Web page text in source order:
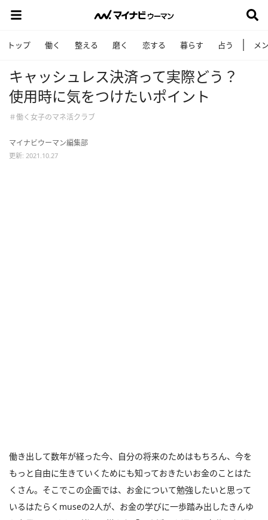
トップ 働く 整える 磨く 恋する 暮らす 占う メ
キャッシュレス決済って実際どう？
使用時に気をつけたいポイント
＃働く女子のマネ活クラブ
マイナビウーマン編集部
更新: 2021.10.27
働き出して数年が経った今、自分の将来のためはもちろん、今を
もっと自由に生きていくためにも知っておきたいお金のことはた
くさん。そこでこの企画では、お金について勉強したいと思って
いるはたらくmuseの2人が、お金の学びに一歩踏み出したきんゆ